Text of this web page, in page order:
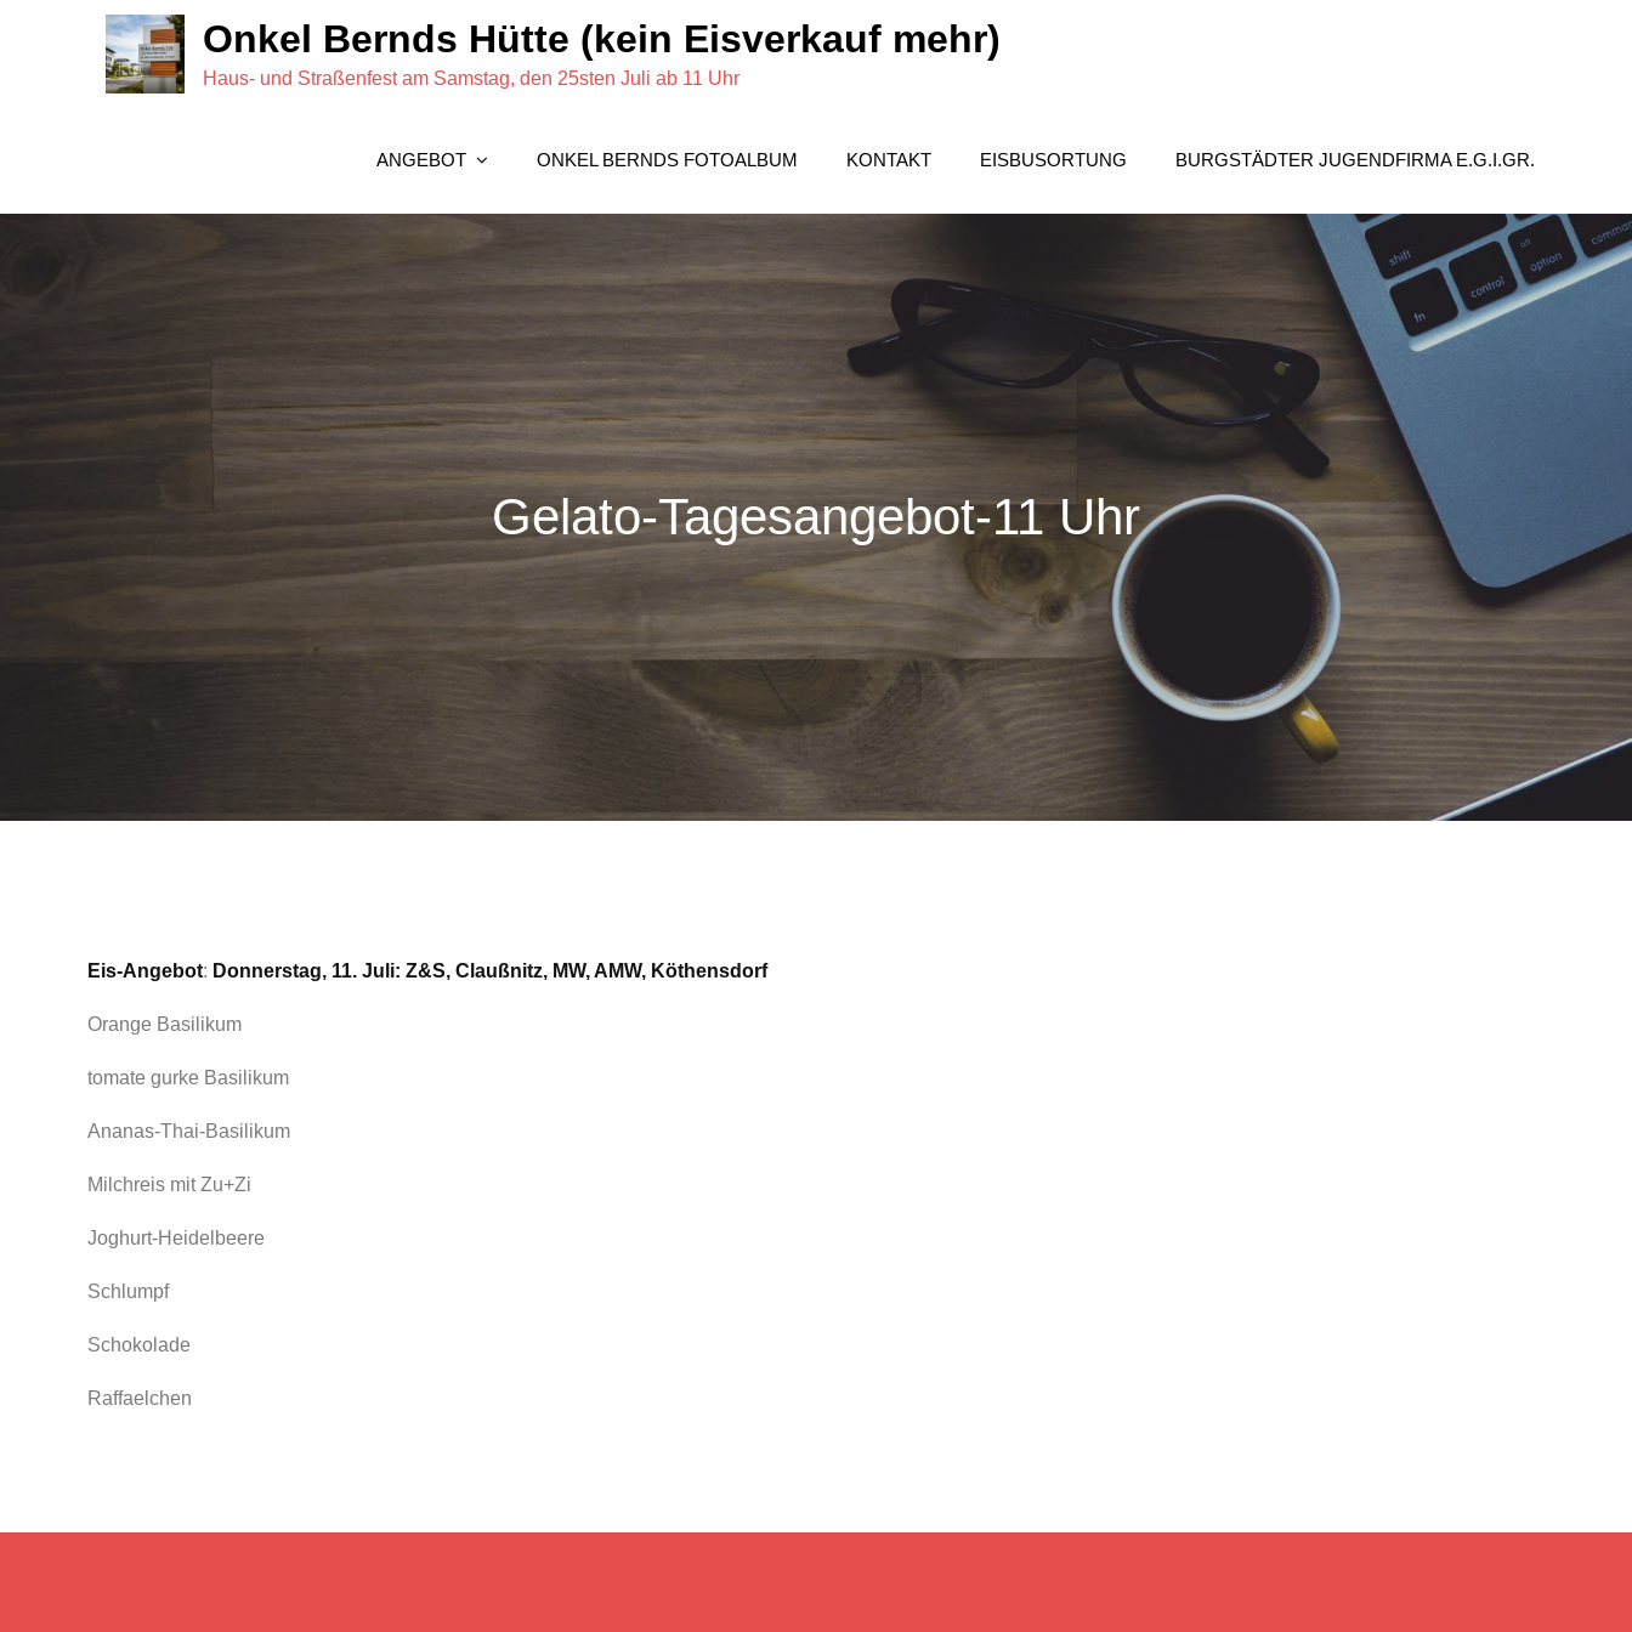
Onkel Bernds Hütte (kein Eisverkauf mehr)
Haus- und Straßenfest am Samstag, den 25sten Juli ab 11 Uhr
ANGEBOT ONKEL BERNDS FOTOALBUM KONTAKT EISBUSORTUNG BURGSTÄDTER JUGENDFIRMA E.G.I.GR.
Gelato-Tagesangebot-11 Uhr
Eis-Angebot: Donnerstag, 11. Juli: Z&S, Claußnitz, MW, AMW, Köthensdorf
Orange Basilikum
tomate gurke Basilikum
Ananas-Thai-Basilikum
Milchreis mit Zu+Zi
Joghurt-Heidelbeere
Schlumpf
Schokolade
Raffaelchen